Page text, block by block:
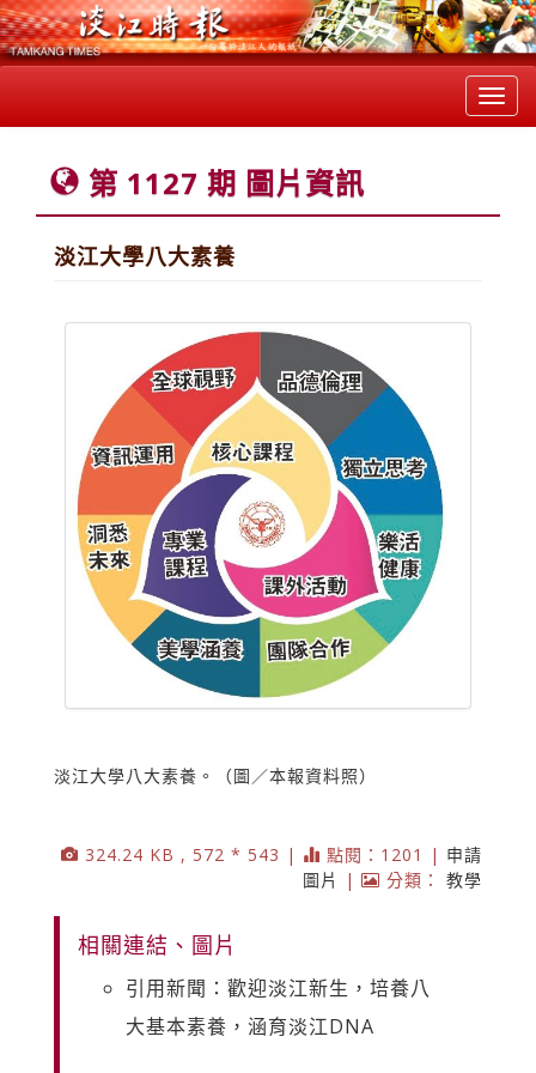
第 1127 期 圖片資訊
淡江大學八大素養
淡江大學八大素養。（圖／本報資料照）
324.24 KB , 572 * 543 | 點閱：1201 | 申請
圖片
| 分類： 教學
相關連結、圖片
引用新聞：歡迎淡江新生，培養八
大基本素養，涵育淡江DNA